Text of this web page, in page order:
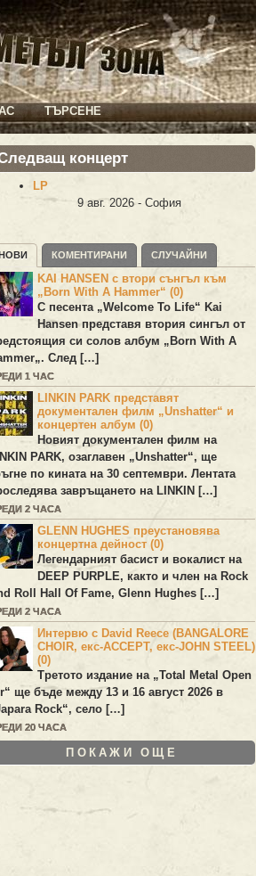
ТЪРСЕНЕ
концерт
LP
9 авг. 2026 - София
КОМЕНТИРАНИ СЛУЧАЙНИ
KAI HANSEN с втори сънгъл към
„Born With A Hammer“ (0)
С песента „Welcome To Life“ Kai
Hansenпредставя втория сингъл от
си солов албум „ Born With A
„. След […]
1 ЧАС
LINKIN PARK представят
документален филм „Unshatter“ и
концертен албум (0)
Новият документален филм на
PARK, озаглавен „Unshatter“, ще
по кината на 30 септември. Лентата
завръщането наLINKIN […]
2 ЧАСА
GLENN HUGHES преустановява
концертна дейност (0)
Легендарният басист и вокалист на
DEEP PURPLE, както и член на Rock
Roll Hall Of Fame, Glenn Hughes […]
2 ЧАСА
Интервю с David Reece (BANGALORE
CHOIR, екс-ACCEPT, екс-JOHN STEEL)
(0)
Третото издание на „Total Metal Open
ще бъде между 13 и 16 август 2026 в
Rock“, село […]
20 ЧАСА
ПОКАЖИ ОЩЕ